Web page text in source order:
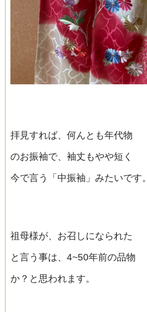
拝見すれば、何んとも年代物
のお振袖で、袖丈もやや短く
今で言う「中振袖」みたいです。
祖母様が、お召しになられた
と言う事は、4~50年前の品物
か？と思われます。